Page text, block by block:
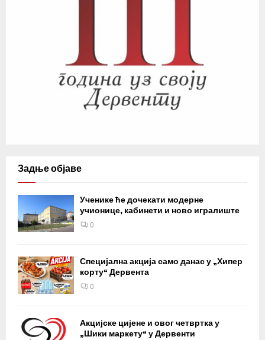
Задње објаве
Ученике ће дочекати модерне
учионице, кабинети и ново игралиште
0
Специјална акција само данас у „Хипер
корту“ Дервента
0
Акцијске цијене и овог четвртка у
„Шики маркету“ у Дервенти